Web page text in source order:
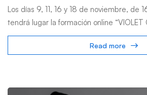
Los días 9, 11, 16 y 18 de noviembre, de
tendrá lugar la formación online
Read more